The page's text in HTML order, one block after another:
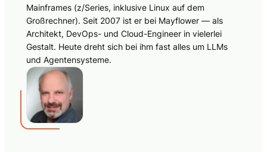
Mainframes (z/Series, inklusive Linux auf dem
Großrechner). Seit 2007 ist er bei Mayflower — als
Architekt, DevOps- und Cloud-Engineer in vielerlei
Gestalt. Heute dreht sich bei ihm fast alles um LLMs
und Agentensysteme.